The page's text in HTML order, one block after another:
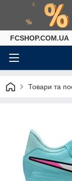
FCSHOP.COM.UA
Товари та